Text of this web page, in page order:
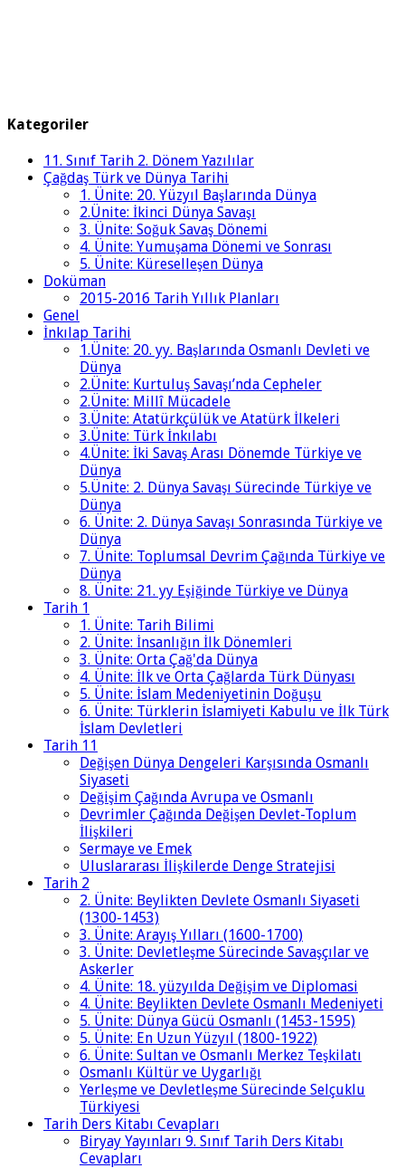
Kategoriler
11. Sınıf Tarih 2. Dönem Yazılılar
Çağdaş Türk ve Dünya Tarihi
1. Ünite: 20. Yüzyıl Başlarında Dünya
2.Ünite: İkinci Dünya Savaşı
3. Ünite: Soğuk Savaş Dönemi
4. Ünite: Yumuşama Dönemi ve Sonrası
5. Ünite: Küreselleşen Dünya
Doküman
2015-2016 Tarih Yıllık Planları
Genel
İnkılap Tarihi
1.Ünite: 20. yy. Başlarında Osmanlı Devleti ve
Dünya
2.Ünite: Kurtuluş Savaşı’nda Cepheler
2.Ünite: Millî Mücadele
3.Ünite: Atatürkçülük ve Atatürk İlkeleri
3.Ünite: Türk İnkılabı
4.Ünite: İki Savaş Arası Dönemde Türkiye ve
Dünya
5.Ünite: 2. Dünya Savaşı Sürecinde Türkiye ve
Dünya
6. Ünite: 2. Dünya Savaşı Sonrasında Türkiye ve
Dünya
7. Ünite: Toplumsal Devrim Çağında Türkiye ve
Dünya
8. Ünite: 21. yy Eşiğinde Türkiye ve Dünya
Tarih 1
1. Ünite: Tarih Bilimi
2. Ünite: İnsanlığın İlk Dönemleri
3. Ünite: Orta Çağ'da Dünya
4. Ünite: İlk ve Orta Çağlarda Türk Dünyası
5. Ünite: İslam Medeniyetinin Doğuşu
6. Ünite: Türklerin İslamiyeti Kabulu ve İlk Türk
İslam Devletleri
Tarih 11
Değişen Dünya Dengeleri Karşısında Osmanlı
Siyaseti
Değişim Çağında Avrupa ve Osmanlı
Devrimler Çağında Değişen Devlet-Toplum
İlişkileri
Sermaye ve Emek
Uluslararası İlişkilerde Denge Stratejisi
Tarih 2
2. Ünite: Beylikten Devlete Osmanlı Siyaseti
(1300-1453)
3. Ünite: Arayış Yılları (1600-1700)
3. Ünite: Devletleşme Sürecinde Savaşçılar ve
Askerler
4. Ünite: 18. yüzyılda Değişim ve Diplomasi
4. Ünite: Beylikten Devlete Osmanlı Medeniyeti
5. Ünite: Dünya Gücü Osmanlı (1453-1595)
5. Ünite: En Uzun Yüzyıl (1800-1922)
6. Ünite: Sultan ve Osmanlı Merkez Teşkilatı
Osmanlı Kültür ve Uygarlığı
Yerleşme ve Devletleşme Sürecinde Selçuklu
Türkiyesi
Tarih Ders Kitabı Cevapları
Biryay Yayınları 9. Sınıf Tarih Ders Kitabı
Cevapları